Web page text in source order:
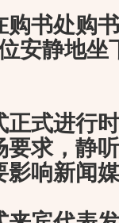
书处购
安静地坐
式进行
求，静
响新闻